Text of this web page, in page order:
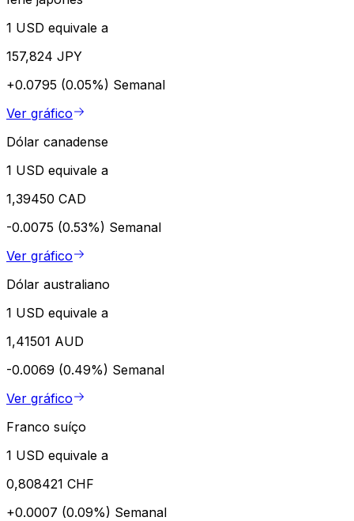
1 USD equivale a
157,824 JPY
+0.0795 (0.05%) Semanal
Ver gráfico
Dólar canadense
1 USD equivale a
1,39450 CAD
-0.0075 (0.53%) Semanal
Ver gráfico
Dólar australiano
1 USD equivale a
1,41501 AUD
-0.0069 (0.49%) Semanal
Ver gráfico
Franco suíço
1 USD equivale a
0,808421 CHF
+0.0007 (0.09%) Semanal